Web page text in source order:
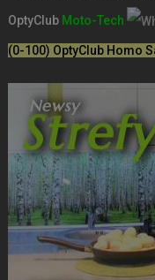
OptyClub Moto-Tech
(0-100) OptyClub Homo